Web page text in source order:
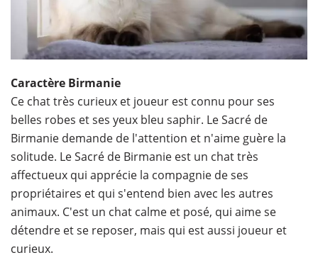
Caractère Birmanie
Ce chat très curieux et joueur est connu pour ses
belles robes et ses yeux bleu saphir. Le Sacré de
Birmanie demande de l'attention et n'aime guère la
solitude. Le Sacré de Birmanie est un chat très
affectueux qui apprécie la compagnie de ses
propriétaires et qui s'entend bien avec les autres
animaux. C'est un chat calme et posé, qui aime se
détendre et se reposer, mais qui est aussi joueur et
curieux.